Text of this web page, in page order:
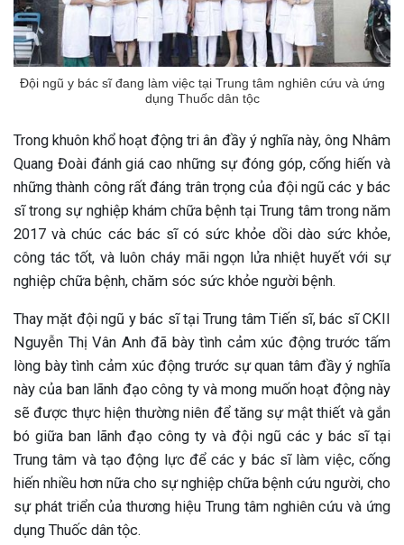
Đội ngũ y bác sĩ đang làm việc tại Trung tâm nghiên cứu và ứng
dụng Thuốc dân tộc
Trong khuôn khổ hoạt động tri ân đầy ý nghĩa này, ông Nhâm
Quang Đoài đánh giá cao những sự đóng góp, cống hiến và
những thành công rất đáng trân trọng của đội ngũ các y bác
sĩ trong sự nghiệp khám chữa bệnh tại Trung tâm trong năm
2017 và chúc các bác sĩ có sức khỏe dồi dào sức khỏe,
công tác tốt, và luôn cháy mãi ngọn lửa nhiệt huyết với sự
nghiệp chữa bệnh, chăm sóc sức khỏe người bệnh.
Thay mặt đội ngũ y bác sĩ tại Trung tâm Tiến sĩ, bác sĩ CKII
Nguyễn Thị Vân Anh đã bày tình cảm xúc động trước tấm
lòng bày tình cảm xúc động trước sự quan tâm đầy ý nghĩa
này của ban lãnh đạo công ty và mong muốn hoạt động này
sẽ được thực hiện thường niên để tăng sự mật thiết và gắn
bó giữa ban lãnh đạo công ty và đội ngũ các y bác sĩ tại
Trung tâm và tạo động lực để các y bác sĩ làm việc, cống
hiến nhiều hơn nữa cho sự nghiệp chữa bệnh cứu người, cho
sự phát triển của thương hiệu Trung tâm nghiên cứu và ứng
dụng Thuốc dân tộc.